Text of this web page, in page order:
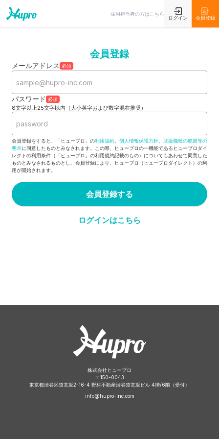
採用担当者の方はこちら
ログイン 会員登録
会員登録
メールアドレス 必須
パスワード 必須
8文字以上25文字以内（大小英字および数字混在推奨）
会員登録をすると、「ヒュープロ」の利用規約 個人情報保護方針
取扱職種の範囲等の
明示に同意したものとみなされます。この際、ヒュープロの一機能であるヒュープロダイ
レクトの利用条件（「ヒュープロ」の利用規約記載のもの）についてもあわせて同意した
ものとみなされるものとし、会員登録により、ヒュープロ（ヒュープロダイレクト）の利
用が開始されます。
会員登録する
ログインはこちら
株式会社ヒュープロ
〒 150-0043
東京都渋谷区道玄坂2-16-4 野村不動産渋谷道玄坂ビル 4階/6階（受付）
info@hupro-inc.com